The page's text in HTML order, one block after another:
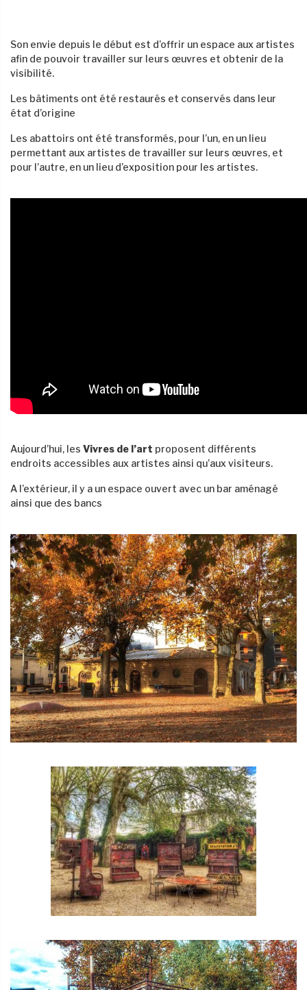
Son envie depuis le début est d’offrir un espace aux artistes
afin de pouvoir travailler sur leurs œuvres et obtenir de la
visibilité.
Les bâtiments ont été restaurés et conservés dans leur
état d’origine
Les abattoirs ont été transformés, pour l’un, en un lieu
permettant aux artistes de travailler sur leurs œuvres, et
pour l’autre, en un lieu d’exposition pour les artistes.
Aujourd’hui, les Vivres de l’art proposent différents
endroits accessibles aux artistes ainsi qu’aux visiteurs.
A l’extérieur, il y a un espace ouvert avec un bar aménagé
ainsi que des bancs